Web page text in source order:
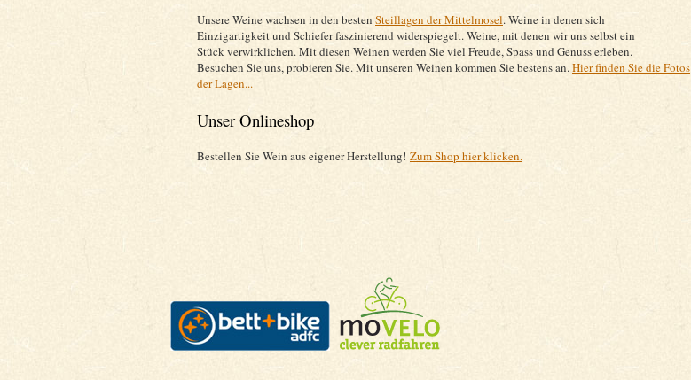
Unsere Weine wachsen in den besten Steillagen der Mittelmosel. Weine in denen sich
Einzigartigkeit und Schiefer faszinierend widerspiegelt. Weine, mit denen wir uns selbst ein
Stück verwirklichen. Mit diesen Weinen werden Sie viel Freude, Spass und Genuss erleben.
Besuchen Sie uns, probieren Sie. Mit unseren Weinen kommen Sie bestens an.Hier finden Sie die Fotos
der Lagen...
Unser Onlineshop
Bestellen Sie Wein aus eigener Herstellung! Zum Shop hier klicken.